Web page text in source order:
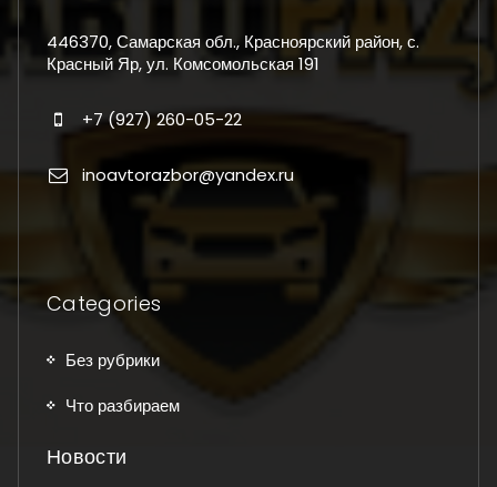
446370, Самарская обл., Красноярский район, с.
Красный Яр, ул. Комсомольская 191
+7 (927) 260-05-22
inoavtorazbor@yandex.ru
Categories
Без рубрики
Что разбираем
Новости